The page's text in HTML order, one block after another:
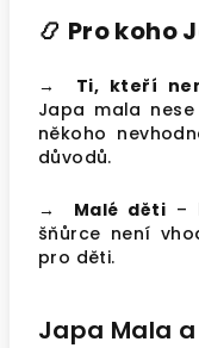
📿 Pro koho
→ Ti, kteří
Japa mala
někoho
důvodů.
→ Malé děti –
šňůrce není
pro děti.
Japa Mala